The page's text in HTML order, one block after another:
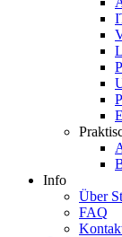
Info
Über
FAQ